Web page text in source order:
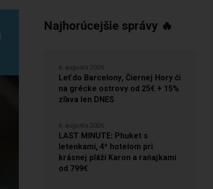
Najhorúcejšie správy 🔥
Leť do Barcelony, Čiernej Hory či
na grécke ostrovy od 25€ + 15%
zľava len DNES
6. augusta 2026
LAST MINUTE: Phuket s
letenkami, 4* hotelom pri
krásnej pláži Karon a raňajkami
od 799€
6. augusta 2026